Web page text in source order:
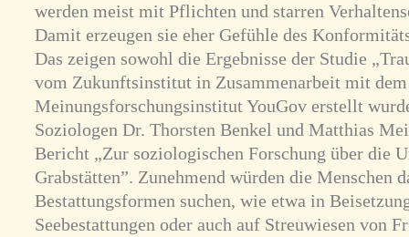
werden meist mit Pflichten und starren
Damit erzeugen sie eher Gefühle des
Das zeigen sowohl die Ergebnisse der Studie
vom Zukunftsinstitut in Zusammenarbeit mit
Meinungsforschungsinstitut YouGov erstellt
Soziologen Dr. Thorsten Benkel und Matthias
Bericht „Zur soziologischen Forschung über die
Grabstätten”. Zunehmend würden die Menschen
Bestattungsformen suchen, wie etwa in
Seebestattungen oder auch auf Streuwiesen von